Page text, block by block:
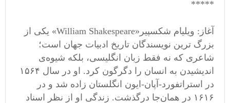
*****
آغاز: ویلیام شکسپیر«William Shakespeare» یکی از
بزرگ ‌ترین نویسندگان تاریخ ادبیات جهان است؛
شاعری که نه ‌فقط زبان انگلیسی، بلکه شیوه‌ی
اندیشیدن به انسان را دگرگون کرد. او در سال ۱۵۶۴
در استراتفورد-آپان-ایون انگلستان زاده شد و در
۱۶۱۶ در همان‌جا درگذشت. زندگی او از نظر اسناد